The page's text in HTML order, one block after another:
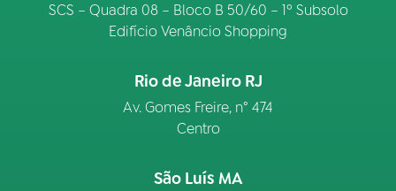
SCS – Quadra 08 – Bloco B 50/60 – 1º Subsolo
Edifício Venâncio Shopping
Rio de Janeiro RJ
Av. Gomes Freire, n° 474
Centro
São Luís MA